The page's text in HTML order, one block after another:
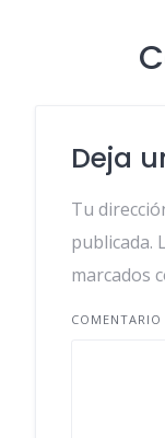
Deja
Tu
publicada.
marcados
COMENTARIO